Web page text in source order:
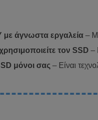
με άγνωστα εργαλεία –
τον SSD –
μόνοι σας – Είναι